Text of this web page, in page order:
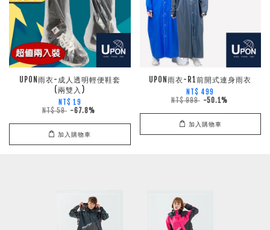
UPON雨衣-成人透明輕便鞋套
(兩雙入)
NT$ 19
NT$ 59 -67.8%
加入購物車
UPON雨衣-R1前開式連身雨衣
NT$ 499
NT$ 999 -50.1%
加入購物車